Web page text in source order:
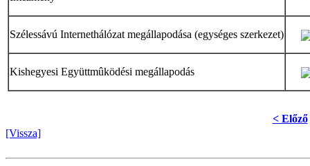
Szélessávú Internethálózat megállapodása (egységes szerkezet)
Kishegyesi Együttmûködési megállapodás
< Előző
[Vissza]